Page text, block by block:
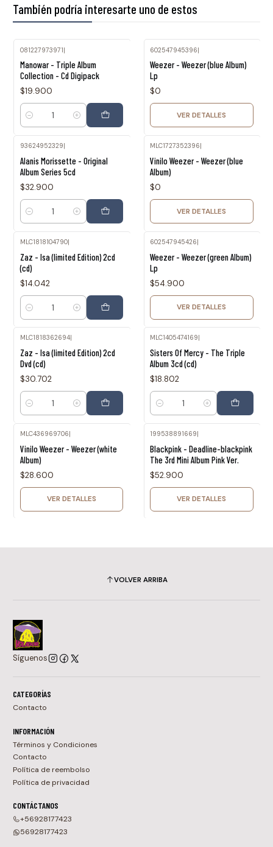
También podría interesarte uno de estos
081227973971|
Manowar - Triple Album
Collection - Cd Digipack
$19.900
Cantidad
602547945396|
Weezer - Weezer (blue Album)
Lp
$0
VER DETALLES
93624952329
Alanis Morissette - Original
Album Series 5cd
$32.900
Cantidad
MLC1727352396
Vinilo Weezer - Weezer (blue
Album)
$0
VER DETALLES
MLC1818104790|
Zaz - Isa (limited Edition) 2cd
(cd)
$14.042
Cantidad
602547945426|
Weezer - Weezer (green Album)
Lp
$54.900
VER DETALLES
MLC1818362694|
Zaz - Isa (limited Edition) 2cd
Dvd (cd)
$30.702
Cantidad
MLC1405474169
Sisters Of Mercy - The Triple
Album 3cd (cd)
$18.802
Cantidad
MLC436969706|
Vinilo Weezer - Weezer (white
Album)
$28.600
VER DETALLES
199538891669|
Blackpink - Deadline-blackpink
The 3rd Mini Album Pink Ver.
$52.900
VER DETALLES
VOLVER ARRIBA
Síguenos
CATEGORÍAS
Contacto
INFORMACIÓN
Términos y Condiciones
Contacto
Política de reembolso
Política de privacidad
CONTÁCTANOS
+56928177423
56928177423